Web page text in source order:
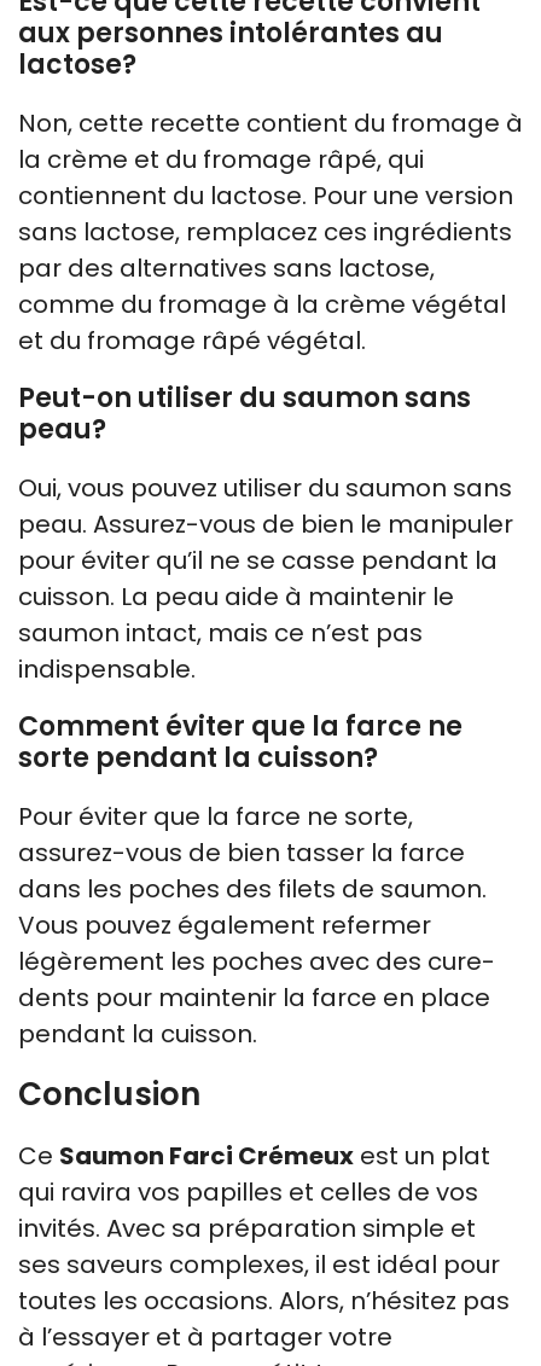
aux personnes intolérantes au
lactose?
Non, cette recette contient du fromage à
la crème et du fromage râpé, qui
contiennent du lactose. Pour une version
sans lactose, remplacez ces ingrédients
par des alternatives sans lactose,
comme du fromage à la crème végétal
et du fromage râpé végétal.
Peut-on utiliser du saumon sans
peau?
Oui, vous pouvez utiliser du saumon sans
peau. Assurez-vous de bien le manipuler
pour éviter qu’il ne se casse pendant la
cuisson. La peau aide à maintenir le
saumon intact, mais ce n’est pas
indispensable.
Comment éviter que la farce ne
sorte pendant la cuisson?
Pour éviter que la farce ne sorte,
assurez-vous de bien tasser la farce
dans les poches des filets de saumon.
Vous pouvez également refermer
légèrement les poches avec des cure-
dents pour maintenir la farce en place
pendant la cuisson.
Conclusion
Ce Saumon Farci Crémeux est un plat
qui ravira vos papilles et celles de vos
invités. Avec sa préparation simple et
ses saveurs complexes, il est idéal pour
toutes les occasions. Alors, n’hésitez pas
à l’essayer et à partager votre